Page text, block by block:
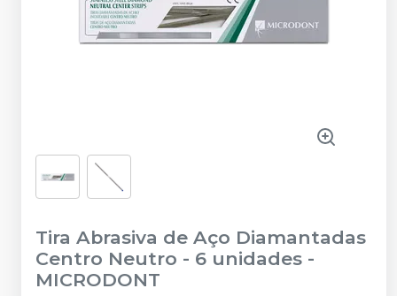
Tira Abrasiva de Aço Diamantadas
Centro Neutro - 6 unidades -
MICRODONT